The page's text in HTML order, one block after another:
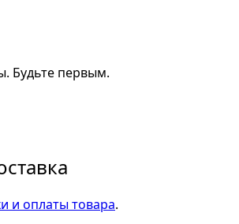
Будьте первым.
и оплаты товара.